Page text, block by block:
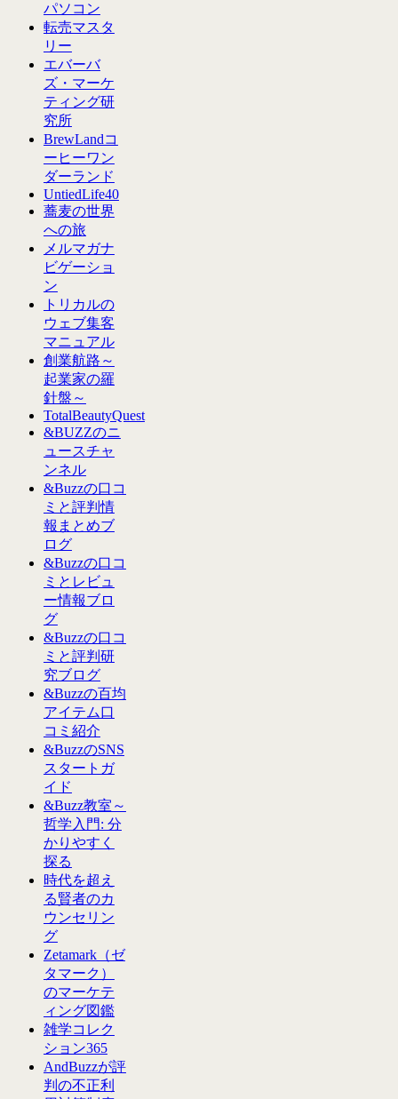
パソコン
転売マスタ
リー
エバーバ
ズ・マーケ
ティング研
究所
BrewLandコ
ーヒーワン
ダーランド
UntiedLife40
蕎麦の世界
への旅
メルマガナ
ビゲーショ
ン
トリカルの
ウェブ集客
マニュアル
創業航路～
起業家の羅
針盤～
TotalBeautyQuest
&BUZZのニ
ュースチャ
ンネル
&Buzzの口コ
ミと評判情
報まとめブ
ログ
&Buzzの口コ
ミとレビュ
ー情報ブロ
グ
&Buzzの口コ
ミと評判研
究ブログ
&Buzzの百均
アイテム口
コミ紹介
&BuzzのSNS
スタートガ
イド
&Buzz教室～
哲学入門: 分
かりやすく
探る
時代を超え
る賢者のカ
ウンセリン
グ
Zetamark（ゼ
タマーク）
のマーケテ
ィング図鑑
雑学コレク
ション365
AndBuzzが評
判の不正利